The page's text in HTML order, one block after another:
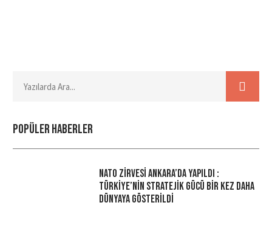
Popüler haberler
NATO Zirvesi Ankara’da Yapıldı :
Türkiye’nin Stratejik Gücü Bir Kez Daha
Dünyaya Gösterildi